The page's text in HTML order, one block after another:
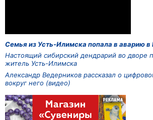
Семья из Усть-Илимска попала в аварию в
Настоящий сибирский дендрарий во дворе
житель Усть-Илимска
Александр Ведерников рассказал о
вокруг него (видео)